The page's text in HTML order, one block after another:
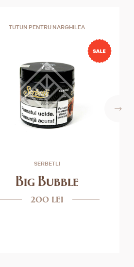
TUTUN PENTRU NARGHILEA
SERBETLI
Big Bubble
200 lei